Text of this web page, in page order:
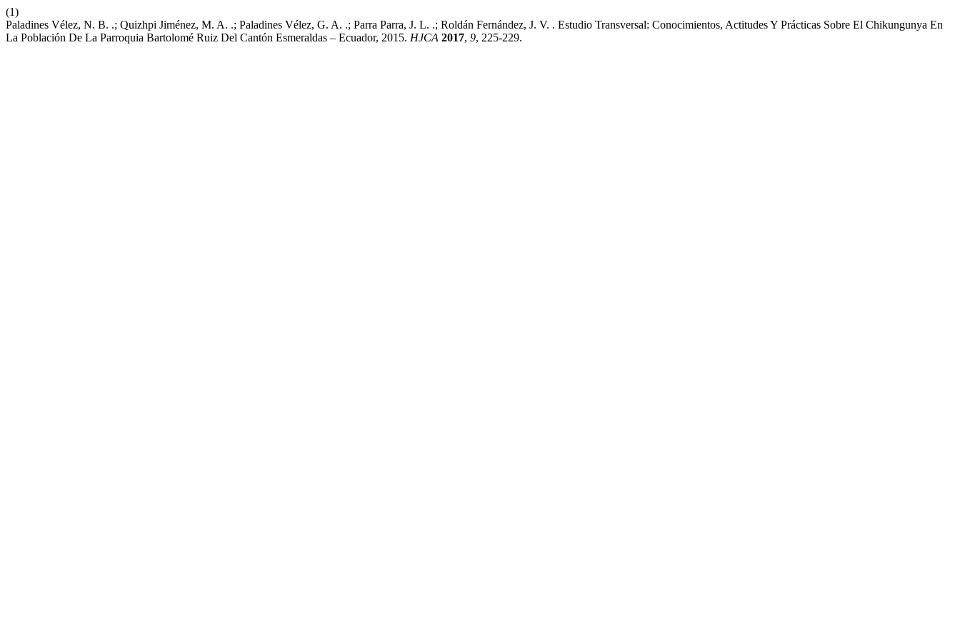
(1)
Paladines Vélez, N. B. .; Quizhpi Jiménez, M. A. .; Paladines Vélez, G. A. .; Parra Parra, J. L. .; Roldán Fernández, J. V. . Estudio Transversal: Conocimientos, Actitudes Y Prácticas Sobre El Chikungunya En
La Población De La Parroquia Bartolomé Ruiz Del Cantón Esmeraldas – Ecuador, 2015. HJCA 2017, 9, 225-229.